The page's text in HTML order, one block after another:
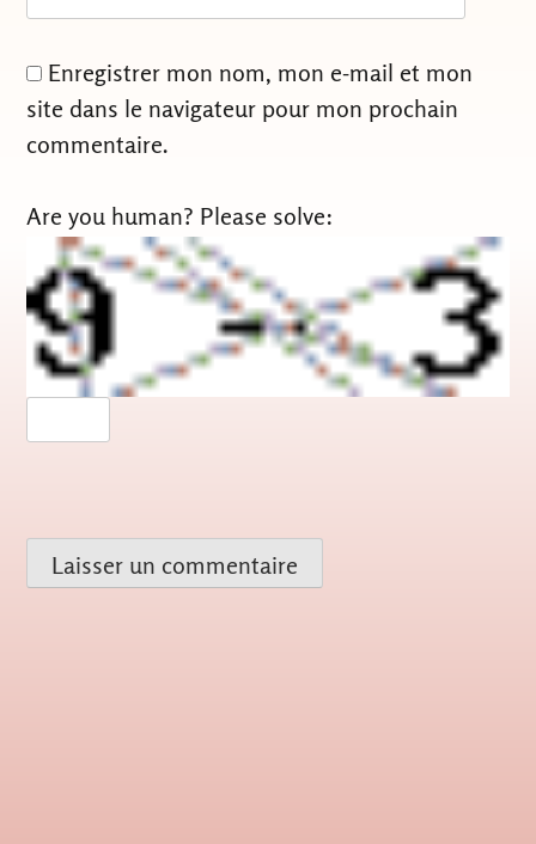
Enregistrer mon nom, mon e-mail et mon
site dans le navigateur pour mon prochain
commentaire.
Are you human? Please solve: